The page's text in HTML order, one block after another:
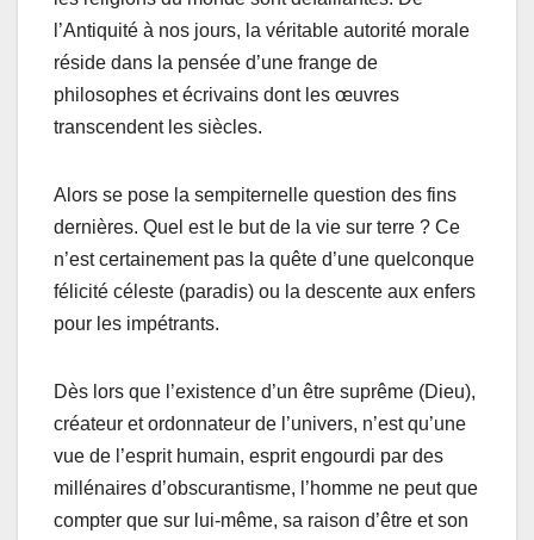
l’Antiquité à nos jours, la véritable autorité morale
réside dans la pensée d’une frange de
philosophes et écrivains dont les œuvres
transcendent les siècles.
Alors se pose la sempiternelle question des fins
dernières. Quel est le but de la vie sur terre ? Ce
n’est certainement pas la quête d’une quelconque
félicité céleste (paradis) ou la descente aux enfers
pour les impétrants.
Dès lors que l’existence d’un être suprême (Dieu),
créateur et ordonnateur de l’univers, n’est qu’une
vue de l’esprit humain, esprit engourdi par des
millénaires d’obscurantisme, l’homme ne peut que
compter que sur lui-même, sa raison d’être et son